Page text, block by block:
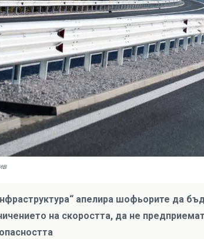
апелира шофьорите да
на скоростта, да не